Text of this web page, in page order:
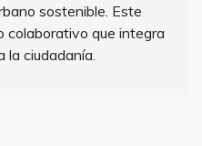
sostenible. Este
colaborativo que integra
la ciudadanía.